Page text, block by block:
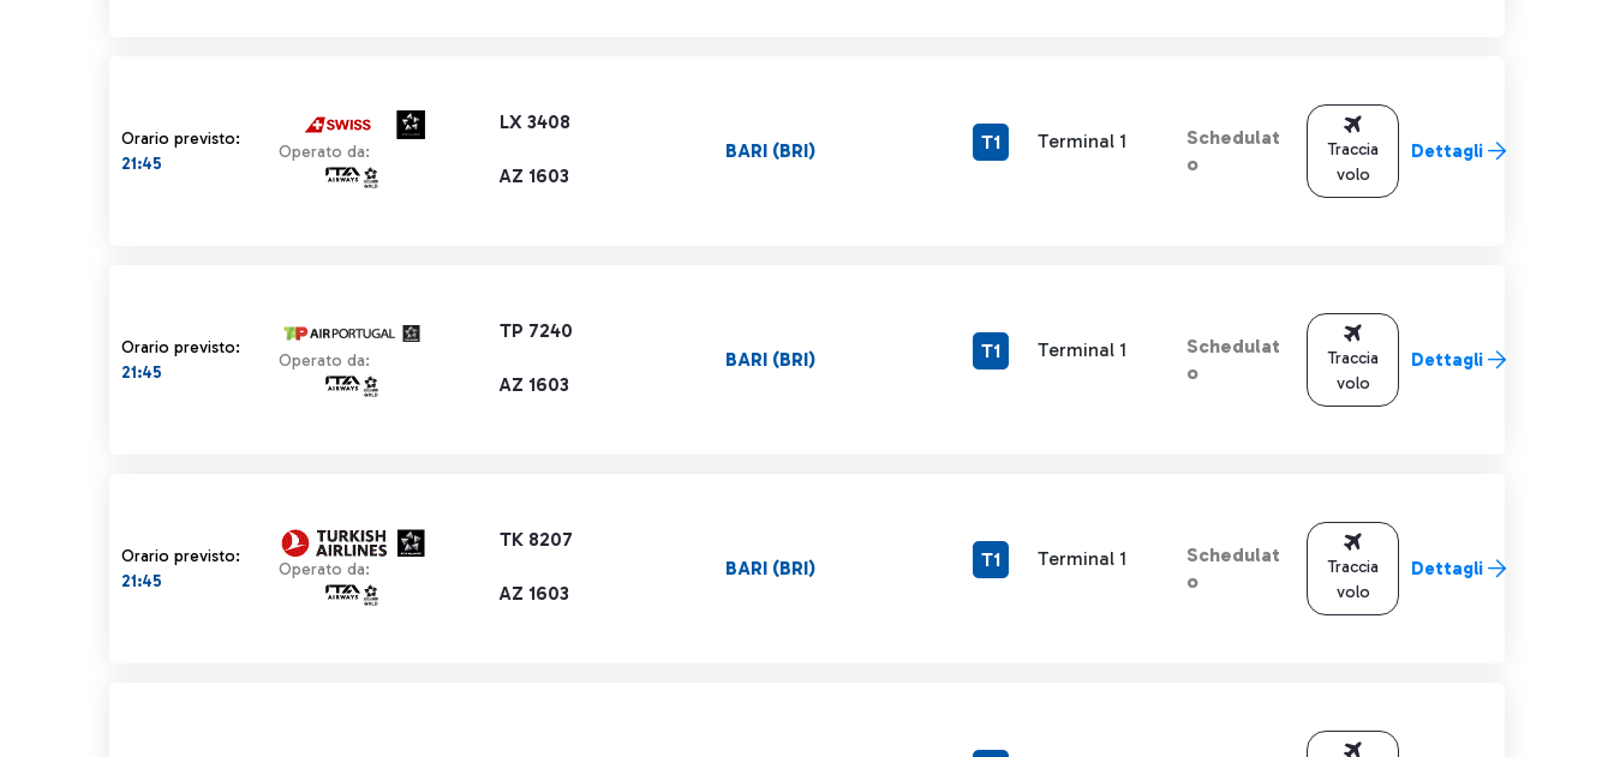
Orario previsto:
21:45
LX 3408
Operato da:
AZ 1603
BARI (BRI) T1 Terminal 1
Schedulat
o
Traccia
volo
Dettagli
Orario previsto:
21:45
TP 7240
Operato da:
AZ 1603
BARI (BRI) T1 Terminal 1
Schedulat
o
Traccia
volo
Dettagli
Orario previsto:
21:45
TK 8207
Operato da:
AZ 1603
BARI (BRI) T1 Terminal 1
Schedulat
o
Traccia
volo
Dettagli